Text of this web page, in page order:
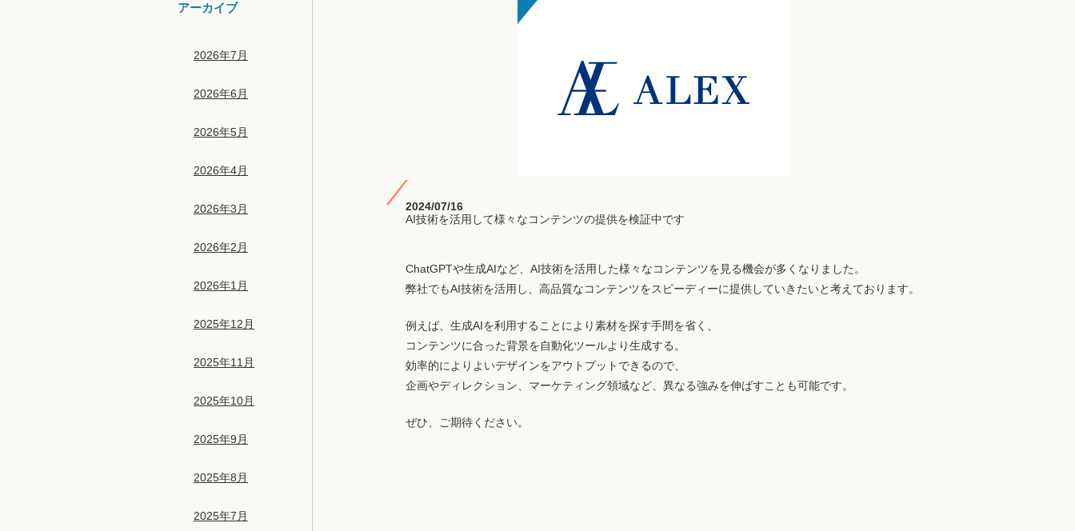
2024/07/16
AI技術を活用して様々なコンテンツの提供を検証中です
ChatGPTや生成AIなど、AI技術を活用した様々なコンテンツを見る機会が多くなりました。
弊社でもAI技術を活用し、高品質なコンテンツをスピーディーに提供していきたいと考えております。
例えば、生成AIを利用することにより素材を探す手間を省く、
コンテンツに合った背景を自動化ツールより生成する。
効率的によりよいデザインをアウトプットできるので、
企画やディレクション、マーケティング領域など、異なる強みを伸ばすことも可能です。
ぜひ、ご期待ください。
アーカイブ
2026年7月
2026年6月
2026年5月
2026年4月
2026年3月
2026年2月
2026年1月
2025年12月
2025年11月
2025年10月
2025年9月
2025年8月
2025年7月